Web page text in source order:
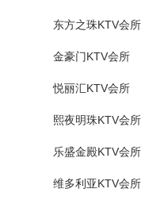
东方之珠KTV会所
金豪门KTV会所
悦丽汇KTV会所
熙夜明珠KTV会所
乐盛金殿KTV会所
维多利亚KTV会所